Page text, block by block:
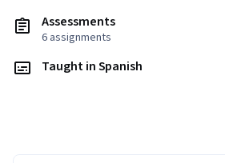
Assessments
6 assignments
Taught in Spanish